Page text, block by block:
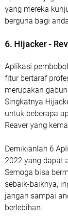
yang mereka
berguna bagi
6. Hijacker -
Aplikasi
fitur bertaraf
merupakan
Singkatnya
untuk beberapa
Reaver yang
Demikianlah 6
2022 yang dapat
Semoga bisa
sebaik-baiknya,
jangan sampai
berlebihan.